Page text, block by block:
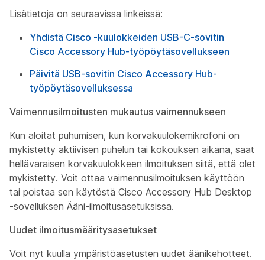
Lisätietoja on seuraavissa linkeissä:
Yhdistä Cisco -kuulokkeiden USB-C-sovitin
Cisco Accessory Hub-työpöytäsovellukseen
Päivitä USB-sovitin Cisco Accessory Hub-
työpöytäsovelluksessa
Vaimennusilmoitusten mukautus vaimennukseen
Kun aloitat puhumisen, kun korvakuulokemikrofoni on
mykistetty aktiivisen puhelun tai kokouksen aikana, saat
hellävaraisen korvakuulokkeen ilmoituksen siitä, että olet
mykistetty. Voit ottaa vaimennusilmoituksen käyttöön
tai poistaa sen käytöstä Cisco Accessory Hub Desktop
-sovelluksen Ääni-ilmoitusasetuksissa.
Uudet ilmoitusmääritysasetukset
Voit nyt kuulla ympäristöasetusten uudet äänikehotteet.